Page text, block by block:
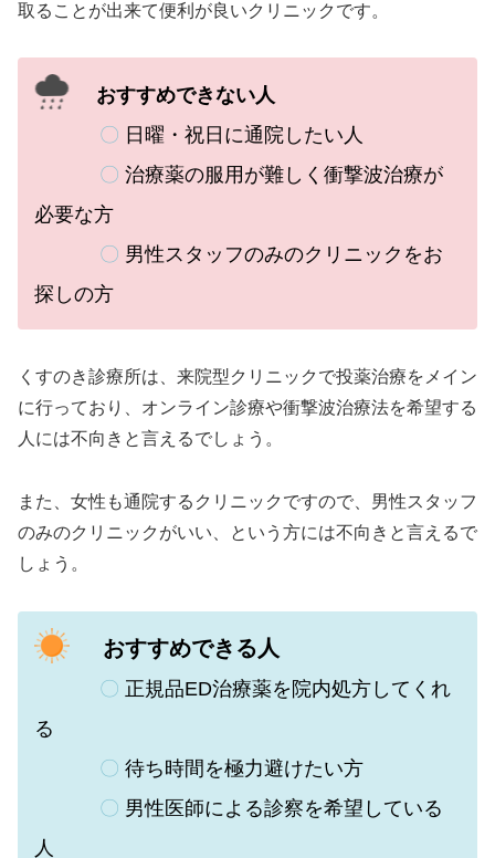
取ることが出来て便利が良いクリニックです。
おすすめできない人
〇 日曜・祝日に通院したい人
〇 治療薬の服用が難しく衝撃波治療が
必要な方
〇 男性スタッフのみのクリニックをお
探しの方
くすのき診療所は、 来院型クリニックで投薬治療をメイン
に行っており、オンライン診療や衝撃波治療法を希望する
人には不向きと言えるでしょう。
また、女性も通院するクリニックですので、男性スタッフ
のみのクリニックがいい、という方には不向きと言えるで
しょう。
おすすめできる人
〇 正規品ED治療薬を院内処方してくれ
る
〇 待ち時間を極力避けたい方
〇 男性医師による診察を希望している
人